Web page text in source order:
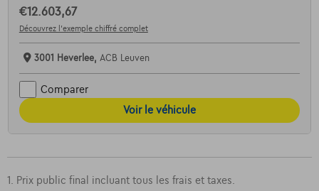
€12.603,67
Découvrez l’exemple chiffré complet
3001 Heverlee, ACB Leuven
Comparer
Voir le véhicule
1. Prix public final incluant tous les frais et taxes.